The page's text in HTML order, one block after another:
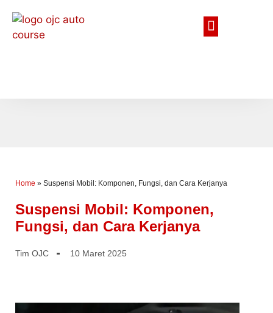
Home » Suspensi Mobil: Komponen, Fungsi, dan Cara Kerjanya
Suspensi Mobil: Komponen,
Fungsi, dan Cara Kerjanya
Tim OJC 10 Maret 2025